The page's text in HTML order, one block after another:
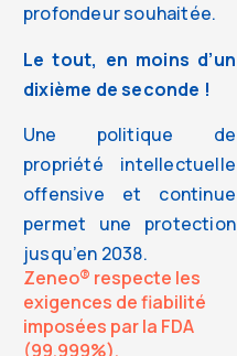
profondeur souhaitée.
Le tout, en moins d’un
dixième de seconde !
Une politique de
propriété intellectuelle
offensive et continue
permet une protection
jusqu’en 2038.
Zeneo® respecte les
exigences de fiabilité
imposées par la FDA
(99.999%).